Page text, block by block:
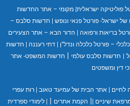
פוליטיקה ישראלית| מקומי – אתר החדשות
של ישראל- פורטל פנאי ונופש|
חדשות סלבס –
בריאות ורפואה|
הדור הבא – אתר הצעירים
– פורטל כלכלה ונדל"ן| דתי רעננה|
חדשות
| חדשות סלבס עולמי|
חדשות המשפט- אתר
דין ומשפטים
| אתר הבית של עמיעד טאוב|
רות עפרי
שיניים|
| הקמת אתרים| לימודי ספרדית